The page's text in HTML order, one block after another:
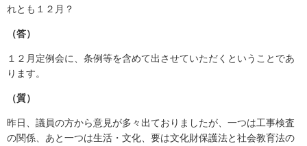
れとも１２月？
（答）
１２月定例会に、条例等を含めて出させていただくということであ
ります。
（質）
昨日、議員の方から意見が多々出ておりましたが、一つは工事検査
の関係、あと一つは生活・文化、要は文化財保護法と社会教育法の